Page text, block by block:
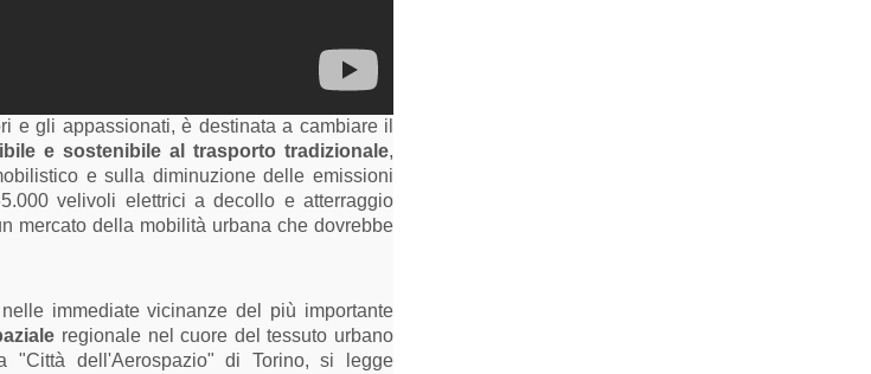
e gli appassionati, è destinata a cambiare il
e sostenibile al trasporto tradizionale,
e sulla diminuzione delle emissioni
velivoli elettrici a decollo e atterraggio
mercato della mobilità urbana che dovrebbe
immediate vicinanze del più importante
regionale nel cuore del tessuto urbano
"Città dell'Aerospazio" di Torino, si legge